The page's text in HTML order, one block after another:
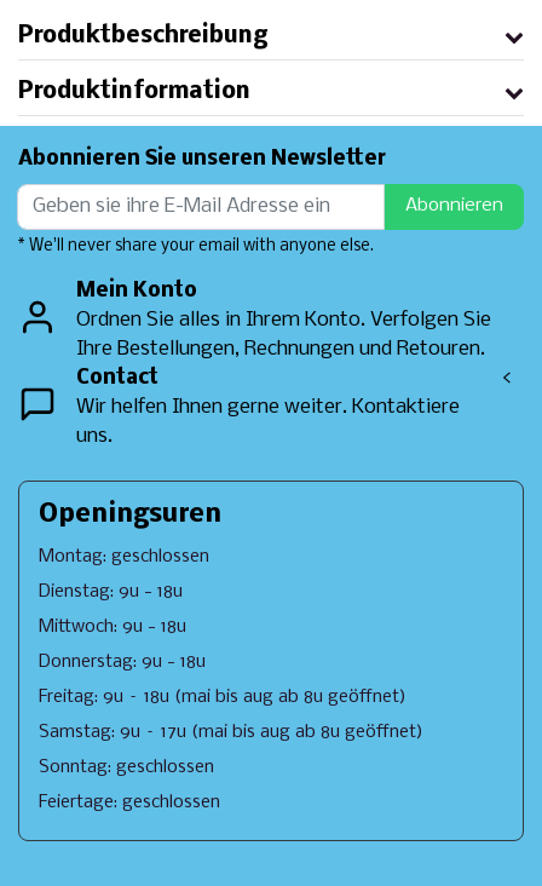
Produktbeschreibung
Produktinformation
Abonnieren Sie unseren Newsletter
Abonnieren
* We'll never share your email with anyone else.
Mein Konto
Ordnen Sie alles in Ihrem Konto. Verfolgen Sie
Ihre Bestellungen, Rechnungen und Retouren.
Contact
Wir helfen Ihnen gerne weiter. Kontaktiere
uns.
<
Openingsuren
Montag: geschlossen
Dienstag: 9u - 18u
Mittwoch: 9u - 18u
Donnerstag: 9u - 18u
Freitag: 9u – 18u (mai bis aug ab 8u geöffnet)
Samstag: 9u – 17u (mai bis aug ab 8u geöffnet)
Sonntag: geschlossen
Feiertage: geschlossen